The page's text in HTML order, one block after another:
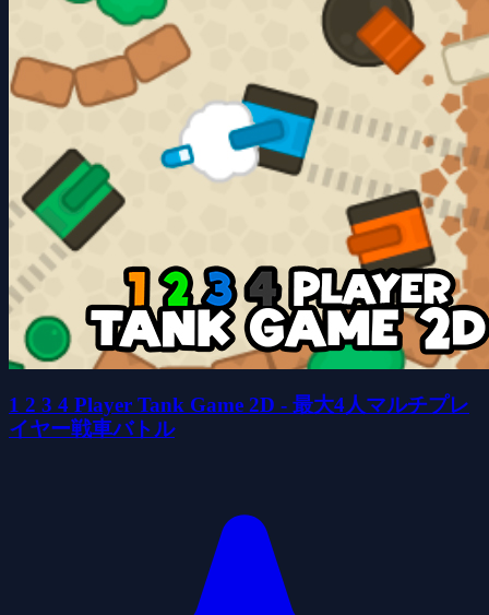
1 2 3 4 Player Tank Game 2D - 最大4人マルチプレ
イヤー戦車バトル